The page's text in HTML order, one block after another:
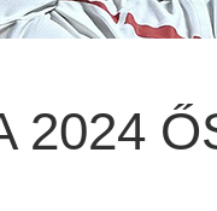
2024